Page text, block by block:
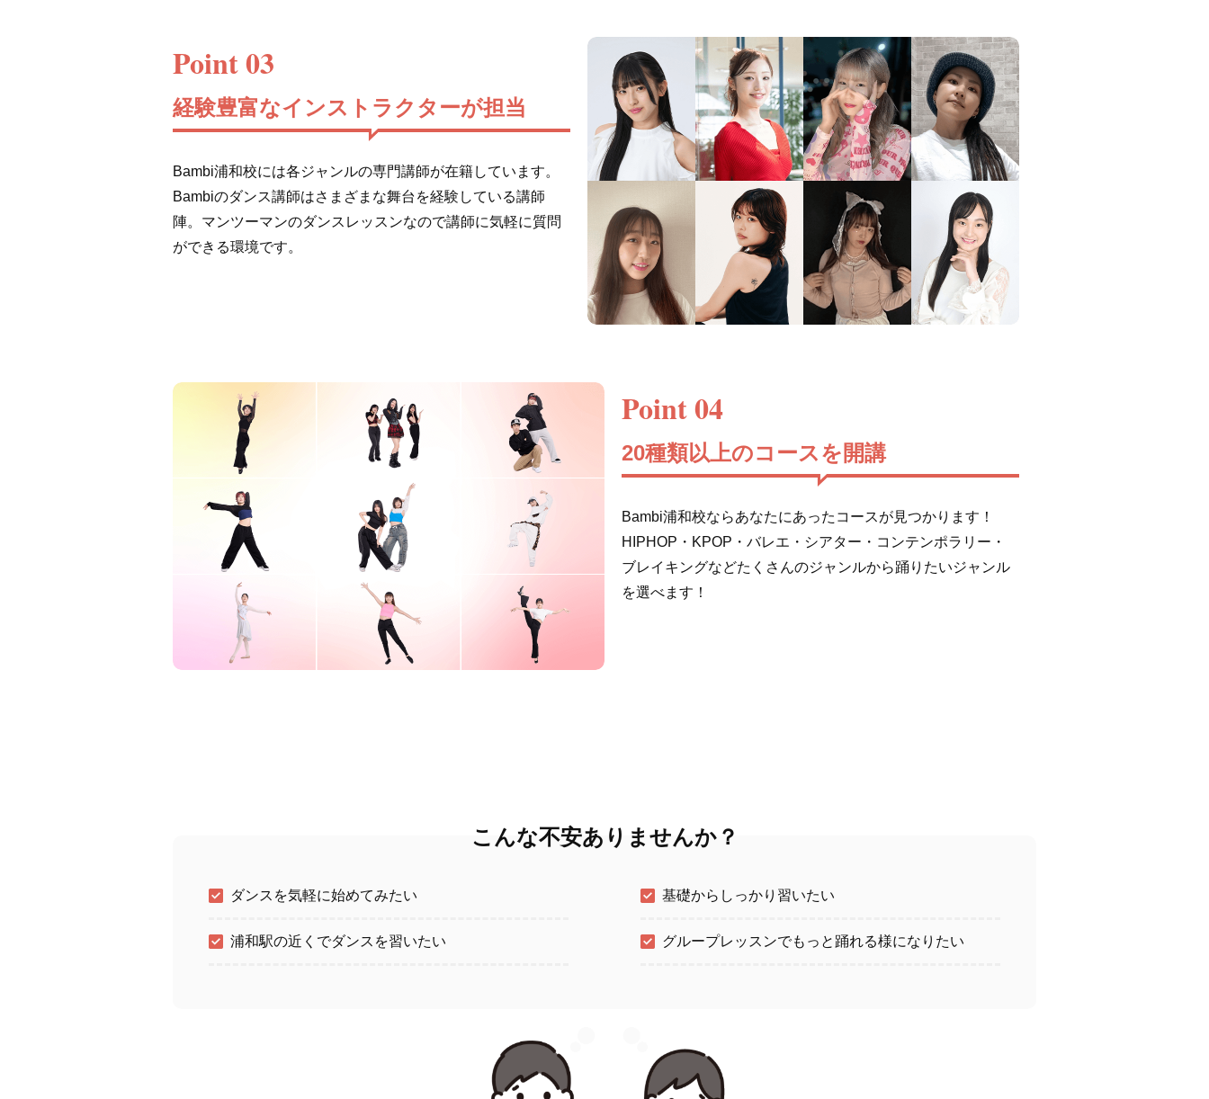
Point 03
経験豊富なインストラクターが担当
Bambi浦和校には各ジャンルの専門講師が在籍しています。
Bambiのダンス講師はさまざまな舞台を経験している講師
陣。マンツーマンのダンスレッスンなので講師に気軽に質問
ができる環境です。
Point 04
20種類以上のコースを開講
Bambi浦和校ならあなたにあったコースが見つかります！
HIPHOP・KPOP・バレエ・シアター・コンテンポラリー・
ブレイキングなどたくさんのジャンルから踊りたいジャンル
を選べます！
こんな不安ありませんか？
ダンスを気軽に始めてみたい 基礎からしっかり習いたい
浦和駅の近くでダンスを習いたい グループレッスンでもっと踊れる様になりたい